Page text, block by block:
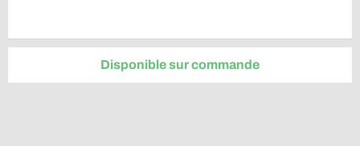
Disponible sur commande